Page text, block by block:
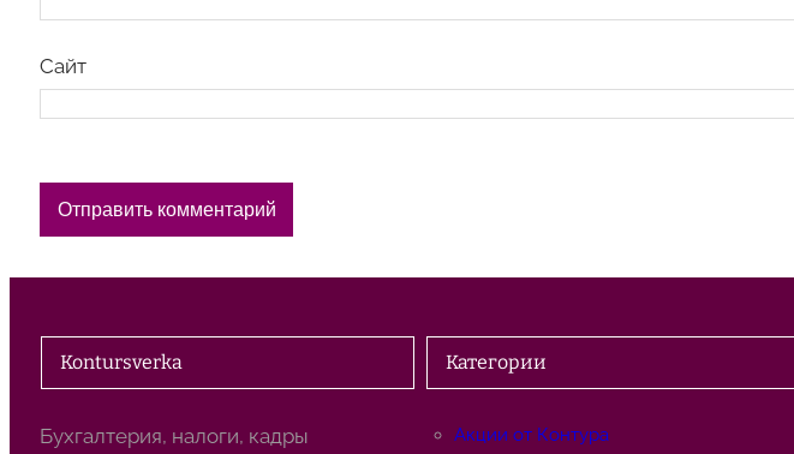
Сайт
Kontursverka
Бухгалтерия, налоги, кадры
Категории
Акции от Контура